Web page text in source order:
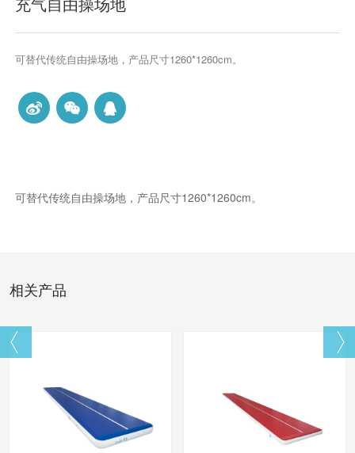
充气自由操场地
可替代传统自由操场地，产品尺寸1260*1260cm。
可替代传统自由操场地，产品尺寸1260*1260cm。
相关产品